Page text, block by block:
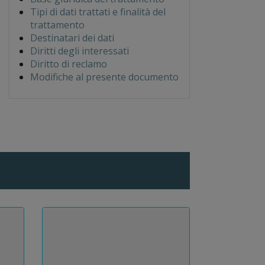
Tipi di dati trattati e finalità del
trattamento
Destinatari dei dati
Diritti degli interessati
Diritto di reclamo
Modifiche al presente documento